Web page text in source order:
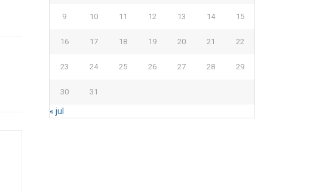
9 10 11 12 13 14 15
16 17 18 19 20 21 22
23 24 25 26 27 28 29
30 31
« jul